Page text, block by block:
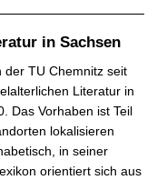
in Sachsen
der TU Chemnitz seit
Literatur in
Das Vorhaben ist Teil
lokalisieren
in seiner
orientiert sich aus